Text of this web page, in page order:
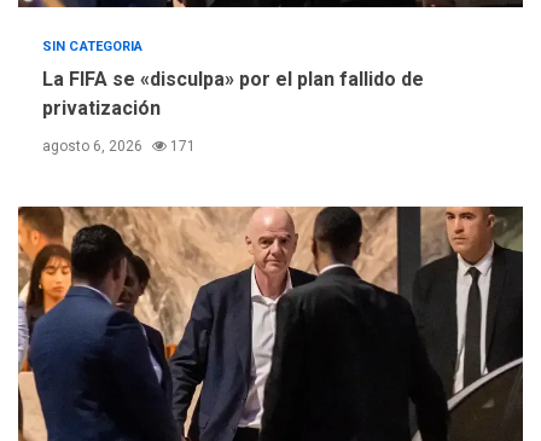
SIN CATEGORIA
La FIFA se «disculpa» por el plan fallido de
privatización
agosto 6, 2026 171